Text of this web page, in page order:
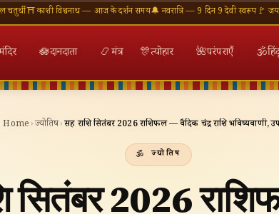
विश्वनाथ — आज के दर्शन समय🔔 नवरात्रि — 9 दिन 9 देवी स्वरूप🚩 जय श्री राम
🪷दानदाता 📿मंत्र 🎊त्योहार 🌺परंपराएँ 🕉
Home ›ज्योतिष›सिंह राशि सितंबर 2026 राशिफल — वैदिक चंद्र राशि भविष्यवाणी,
ज्योतिष
सितंबर 2026